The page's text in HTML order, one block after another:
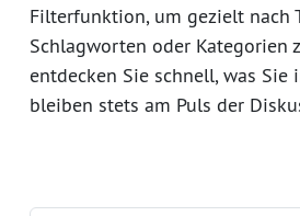
Filterfunktion, um gezielt nach
Schlagworten oder Kategorien
entdecken Sie schnell, was Sie
bleiben stets am Puls der